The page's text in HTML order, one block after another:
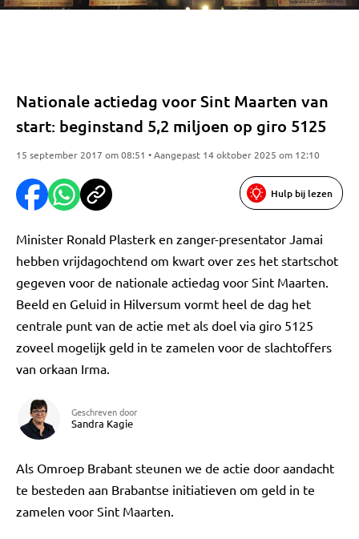
Nationale actiedag voor Sint Maarten van
start: beginstand 5,2 miljoen op giro 5125
15 september 2017 om 08:51 • Aangepast 14 oktober 2025 om 12:10
Hulp bij lezen
Minister Ronald Plasterk en zanger-presentator Jamai
hebben vrijdagochtend om kwart over zes het startschot
gegeven voor de nationale actiedag voor Sint Maarten.
Beeld en Geluid in Hilversum vormt heel de dag het
centrale punt van de actie met als doel via giro 5125
zoveel mogelijk geld in te zamelen voor de slachtoffers
van orkaan Irma.
Geschreven door
Sandra Kagie
Als Omroep Brabant steunen we de actie door aandacht
te besteden aan Brabantse initiatieven om geld in te
zamelen voor Sint Maarten.